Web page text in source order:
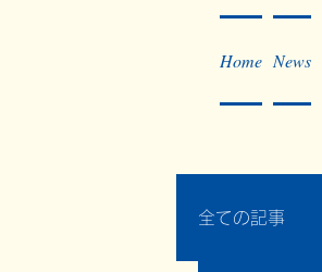
Home News
全ての記事